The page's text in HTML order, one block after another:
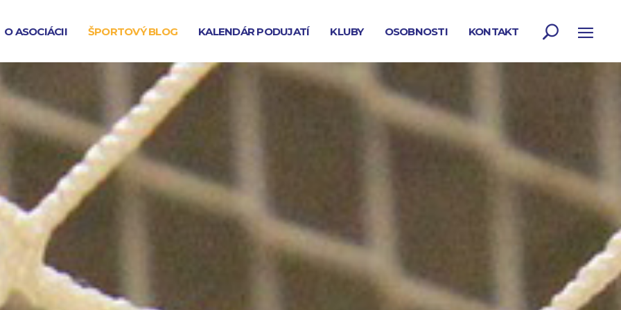
O ASOCIÁCII ŠPORTOVÝ BLOG KALENDÁR PODUJATÍ KLUBY OSOBNOSTI KONTAKT